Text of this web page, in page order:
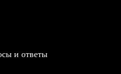
и ответы